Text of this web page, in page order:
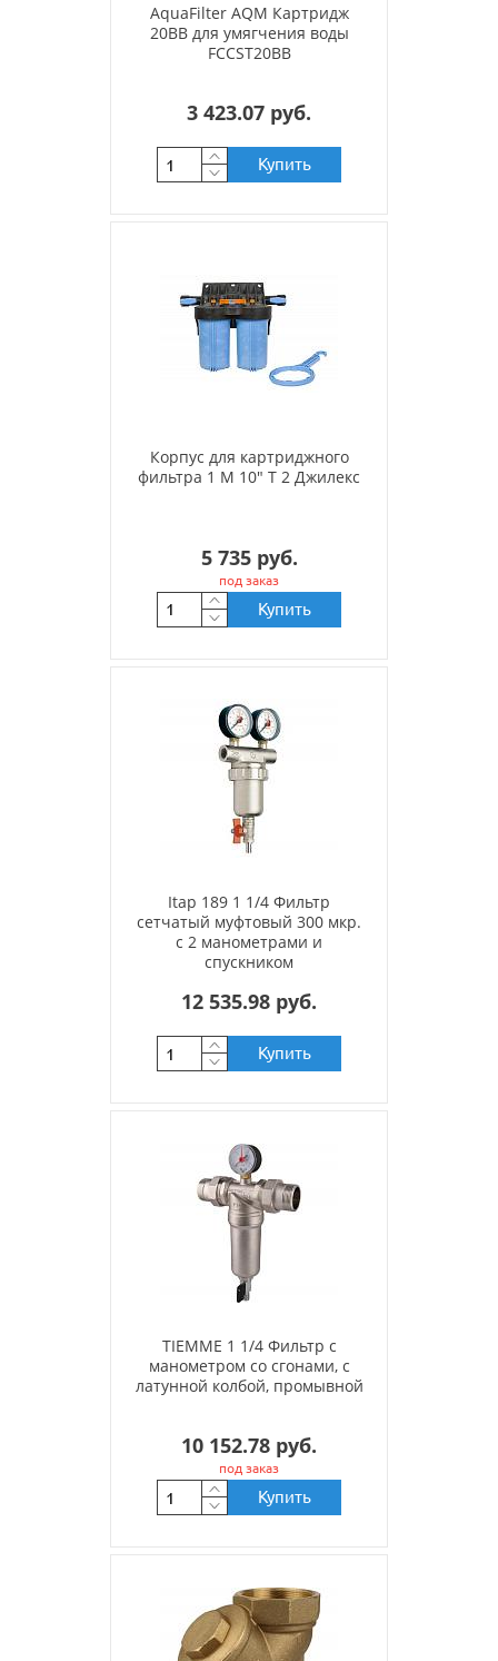
AquaFilter AQM Картридж
20BB для умягчения воды
FCCST20BB
3 423.07 руб.
Купить
Корпус для картриджного
фильтра 1 М 10" Т 2 Джилекс
5 735 руб.
под заказ
Купить
Itap 189 1 1/4 Фильтр
сетчатый муфтовый 300 мкр.
с 2 манометрами и
спускником
12 535.98 руб.
Купить
TIEMME 1 1/4 Фильтр с
манометром со сгонами, с
латунной колбой, промывной
10 152.78 руб.
под заказ
Купить